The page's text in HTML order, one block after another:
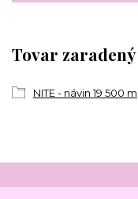
Tovar
NITE - návin 19 500 m